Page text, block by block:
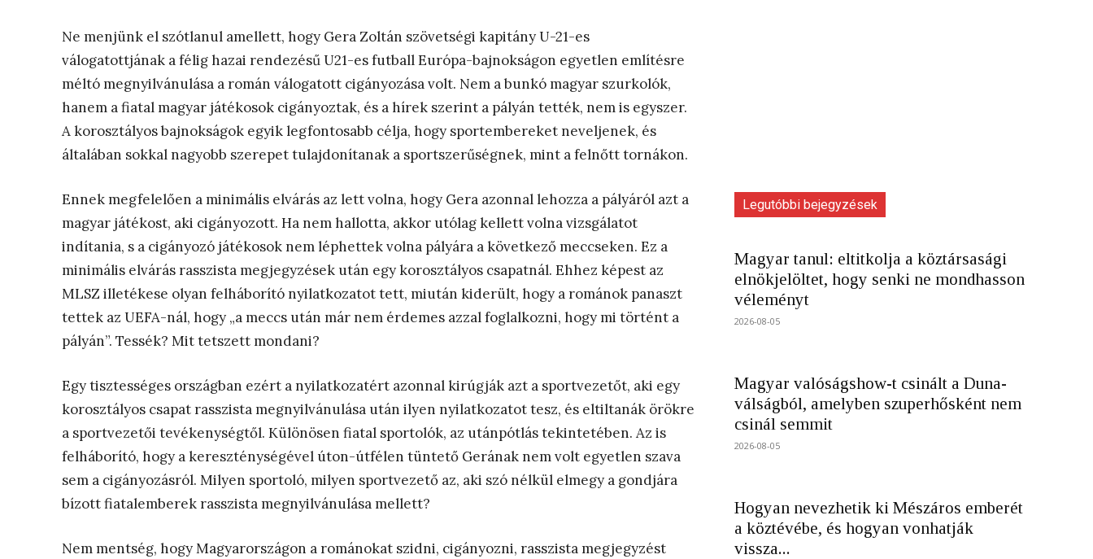
Ne menjünk el szótlanul amellett, hogy Gera Zoltán szövetségi kapitány U-21-es
válogatottjának a félig hazai rendezésű U21-es futball Európa-bajnokságon egyetlen említésre
méltó megnyilvánulása a román válogatott cigányozása volt. Nem a bunkó magyar szurkolók,
hanem a fiatal magyar játékosok cigányoztak, és a hírek szerint a pályán tették, nem is egyszer.
A korosztályos bajnokságok egyik legfontosabb célja, hogy sportembereket neveljenek, és
általában sokkal nagyobb szerepet tulajdonítanak a sportszerűségnek, mint a felnőtt tornákon.
Ennek megfelelően a minimális elvárás az lett volna, hogy Gera azonnal lehozza a pályáról azt a
magyar játékost, aki cigányozott. Ha nem hallotta, akkor utólag kellett volna vizsgálatot
indítania, s a cigányozó játékosok nem léphettek volna pályára a következő meccseken. Ez a
minimális elvárás rasszista megjegyzések után egy korosztályos csapatnál. Ehhez képest az
MLSZ illetékese olyan felháborító nyilatkozatot tett, miután kiderült, hogy a románok panaszt
tettek az UEFA-nál, hogy „a meccs után már nem érdemes azzal foglalkozni, hogy mi történt a
pályán”. Tessék? Mit tetszett mondani?
Egy tisztességes országban ezért a nyilatkozatért azonnal kirúgják azt a sportvezetőt, aki egy
korosztályos csapat rasszista megnyilvánulása után ilyen nyilatkozatot tesz, és eltiltanák örökre
a sportvezetői tevékenységtől. Különösen fiatal sportolók, az utánpótlás tekintetében. Az is
felháborító, hogy a kereszténységével úton-útfélen tüntető Gerának nem volt egyetlen szava
sem a cigányozásról. Milyen sportoló, milyen sportvezető az, aki szó nélkül elmegy a gondjára
bízott fiatalemberek rasszista megnyilvánulása mellett?
Nem mentség, hogy Magyarországon a románokat szidni, cigányozni, rasszista megjegyzést
Legutóbbi bejegyzések
Magyar tanul: eltitkolja a köztársasági
elnökjelöltet, hogy senki ne mondhasson
véleményt
2026-08-05
Magyar valóságshow-t csinált a Duna-
válságból, amelyben szuperhősként nem
csinál semmit
2026-08-05
Hogyan nevezhetik ki Mészáros emberét
a köztévébe, és hogyan vonhatják
vissza...